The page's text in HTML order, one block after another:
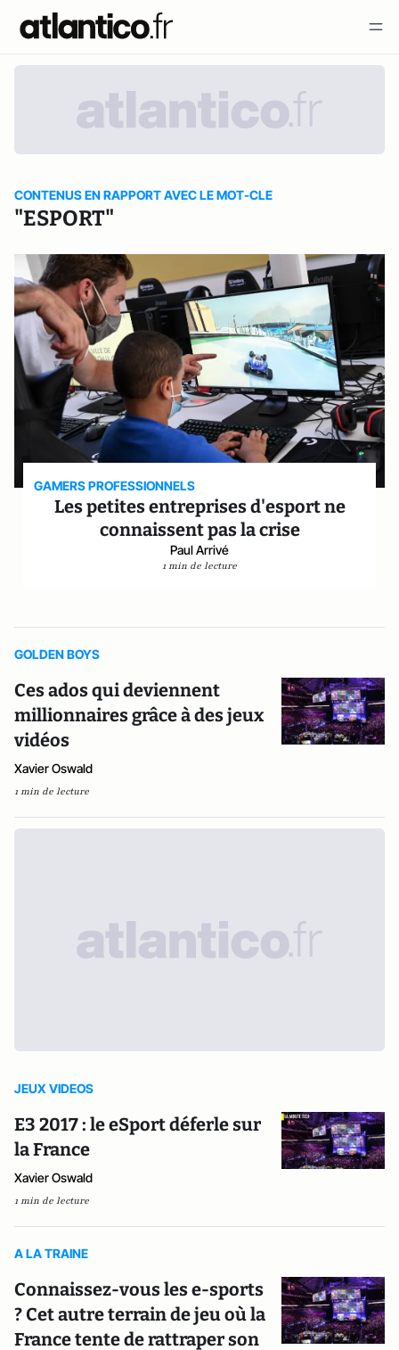
CONTENUS EN RAPPORT AVEC LE MOT-CLE
"ESPORT"
GAMERS PROFESSIONNELS
Les petites entreprises d'esport ne
connaissent pas la crise
Paul Arrivé
1 min de lecture
GOLDEN BOYS
Ces ados qui deviennent
millionnaires grâce à des jeux
vidéos
Xavier Oswald
1 min de lecture
JEUX VIDEOS
E3 2017 : le eSport déferle sur
la France
Xavier Oswald
1 min de lecture
A LA TRAINE
Connaissez-vous les e-sports
? Cet autre terrain de jeu où la
France tente de rattraper son